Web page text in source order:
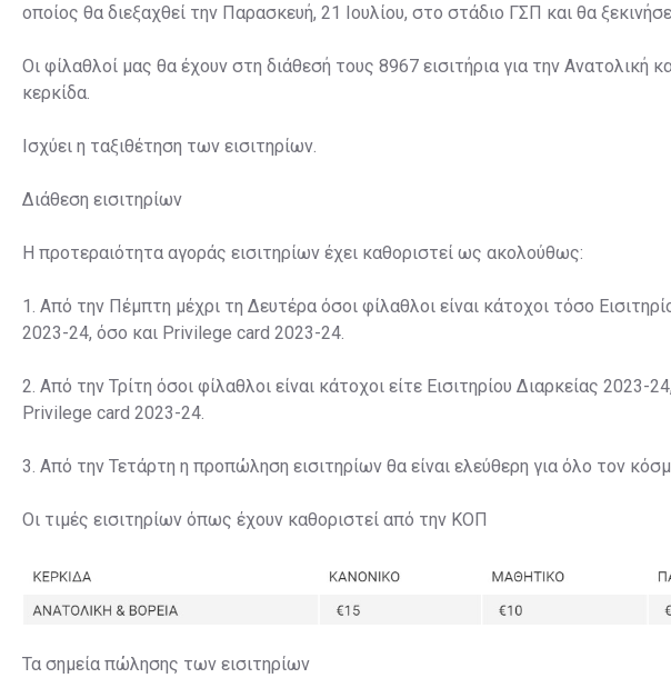
οποίος θα διεξαχθεί την Παρασκευή, 21 Ιουλίου, στο στάδιο ΓΣΠ και θα
Οι φίλαθλοί μας θα έχουν στη διάθεσή τους 8967 εισιτήρια για την Ανατολική
κερκίδα.
Ισχύει η ταξιθέτηση των εισιτηρίων.
Διάθεση εισιτηρίων
Η προτεραιότητα αγοράς εισιτηρίων έχει καθοριστεί ως ακολούθως:
1. Από την Πέμπτη μέχρι τη Δευτέρα όσοι φίλαθλοι είναι κάτοχοι τόσο
2023-24, όσο και Privilege card 2023-24.
2. Από την Τρίτη όσοι φίλαθλοι είναι κάτοχοι είτε Εισιτηρίου Διαρκείας 2023-
Privilege card 2023-24.
3. Από την Τετάρτη η προπώληση εισιτηρίων θα είναι ελεύθερη για όλο τον
Οι τιμές εισιτηρίων όπως έχουν καθοριστεί από την ΚΟΠ
Τα σημεία πώλησης των εισιτηρίων